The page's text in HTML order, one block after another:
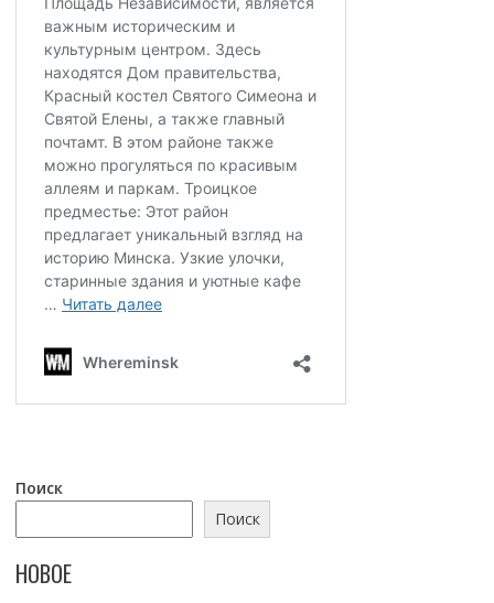
Поиск
Поиск
НОВОЕ